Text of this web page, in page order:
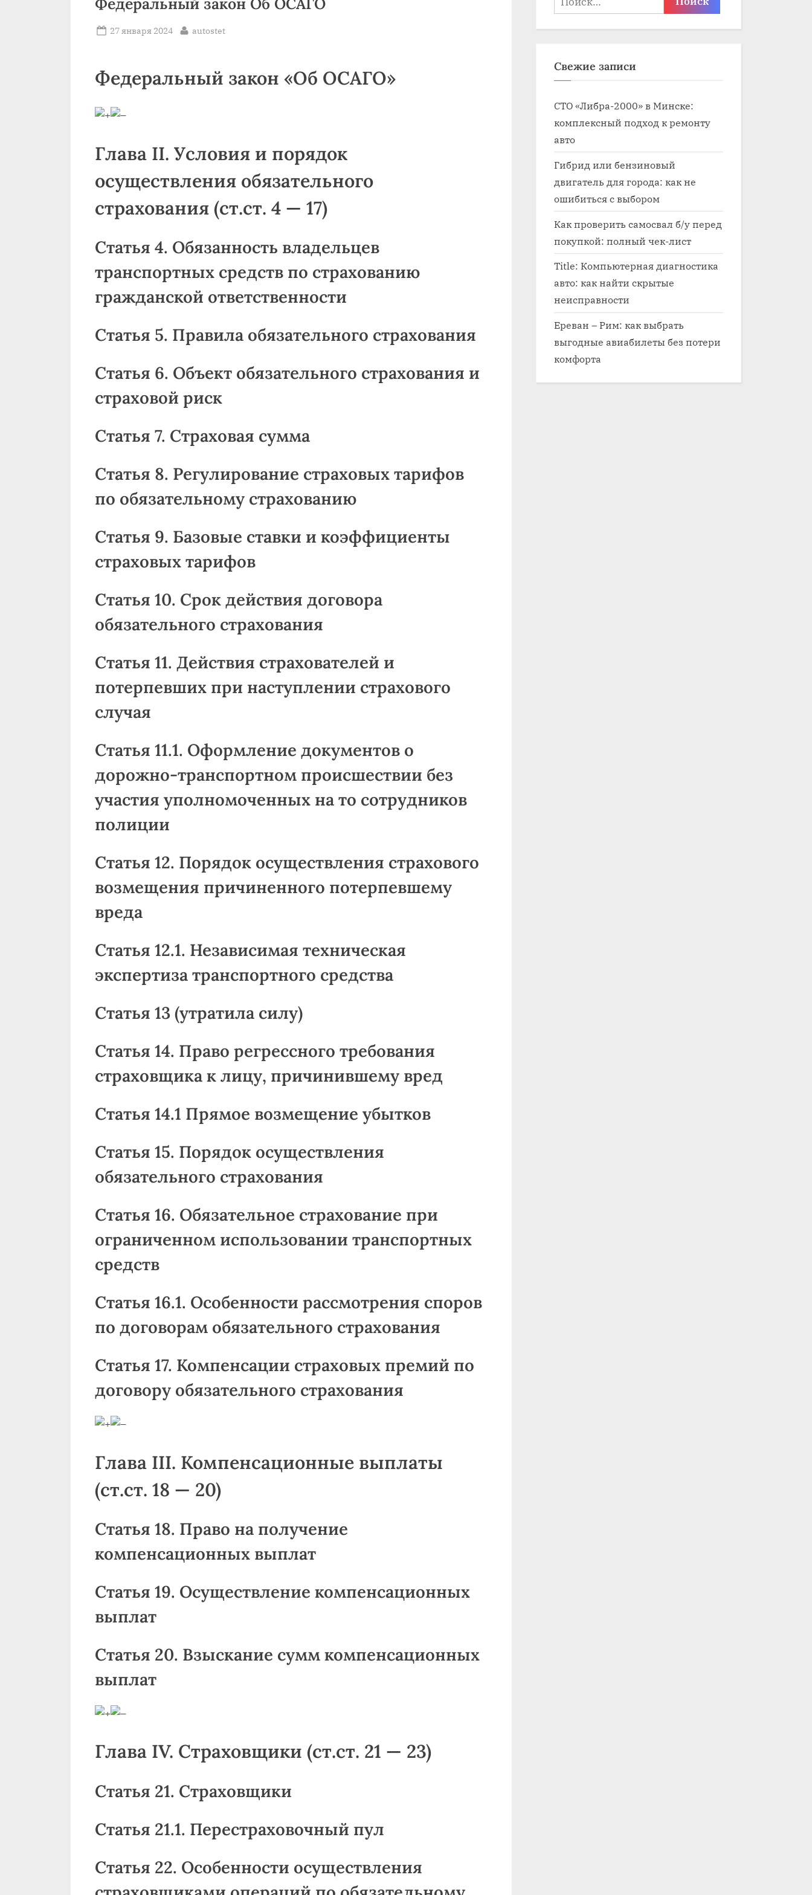
Posted
27 января 2024 By
autostet
Федеральный закон «Об ОСАГО»
Глава II. Условия и порядок
осуществления обязательного
страхования (ст.ст. 4 — 17)
Статья 4. Обязанность владельцев
транспортных средств по страхованию
гражданской ответственности
Статья 5. Правила обязательного страхования
Статья 6. Объект обязательного страхования и
страховой риск
Статья 7. Страховая сумма
Статья 8. Регулирование страховых тарифов
по обязательному страхованию
Статья 9. Базовые ставки и коэффициенты
страховых тарифов
Статья 10. Срок действия договора
обязательного страхования
Статья 11. Действия страхователей и
потерпевших при наступлении страхового
случая
Статья 11.1. Оформление документов о
дорожно-транспортном происшествии без
участия уполномоченных на то сотрудников
полиции
Статья 12. Порядок осуществления страхового
возмещения причиненного потерпевшему
вреда
Статья 12.1. Независимая техническая
экспертиза транспортного средства
Статья 13 (утратила силу)
Статья 14. Право регрессного требования
страховщика к лицу, причинившему вред
Статья 14.1 Прямое возмещение убытков
Статья 15. Порядок осуществления
обязательного страхования
Статья 16. Обязательное страхование при
ограниченном использовании транспортных
средств
Статья 16.1. Особенности рассмотрения споров
по договорам обязательного страхования
Статья 17. Компенсации страховых премий по
договору обязательного страхования
Глава III. Компенсационные выплаты
(ст.ст. 18 — 20)
Статья 18. Право на получение
компенсационных выплат
Статья 19. Осуществление компенсационных
выплат
Статья 20. Взыскание сумм компенсационных
выплат
Глава IV. Страховщики (ст.ст. 21 — 23)
Статья 21. Страховщики
Статья 21.1. Перестраховочный пул
Статья 22. Особенности осуществления
Свежие записи
СТО «Либра-2000» в Минске:
комплексный подход к ремонту
авто
Гибрид или бензиновый
двигатель для города: как не
ошибиться с выбором
Как проверить самосвал б/у перед
покупкой: полный чек-лист
Title: Компьютерная диагностика
авто: как найти скрытые
неисправности
Ереван – Рим: как выбрать
выгодные авиабилеты без потери
комфорта